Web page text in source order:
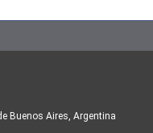
Buenos Aires, Argentina